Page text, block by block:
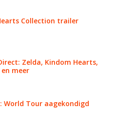
Collection trailer
Zelda, Kindom Hearts,
meer
World Tour aagekondigd